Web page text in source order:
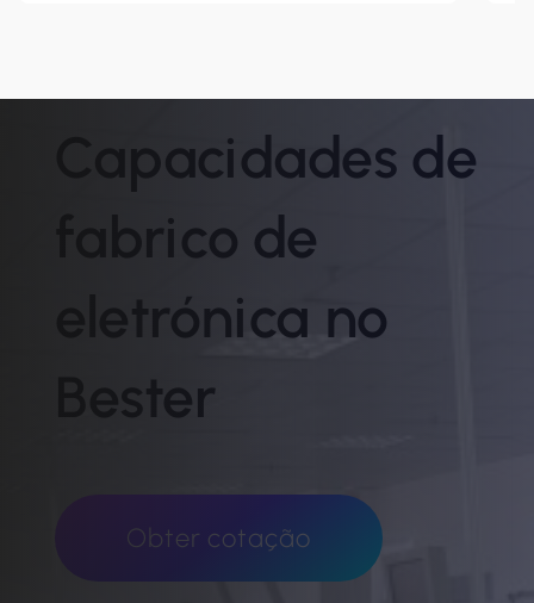
Capacidades de
fabrico de
eletrónica no
Bester
Obter cotação